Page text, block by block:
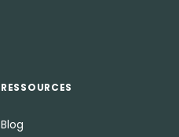
RESSOURCES
Blog